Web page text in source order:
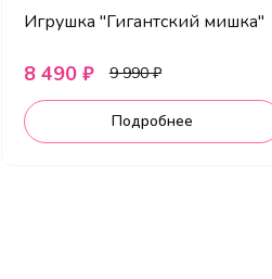
Игрушка "Гигантский мишка"
8 490 ₽ 9 990 ₽
Подробнее